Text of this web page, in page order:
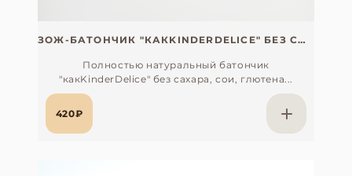
ЗОЖ-БАТОНЧИК "КАКKINDERDELICE" БЕЗ САХАРА, СОИ, ГЛЮТЕНА И ЛАКТОЗЫ СО СПИРУЛИНОЙ
Полностью натуральный батончик
"какKinderDelice" без сахара, сои, глютена...
420₽